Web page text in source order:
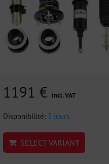
1191 € incl. VAT
Disponibilité: 3 jours
SELECT VARIANT